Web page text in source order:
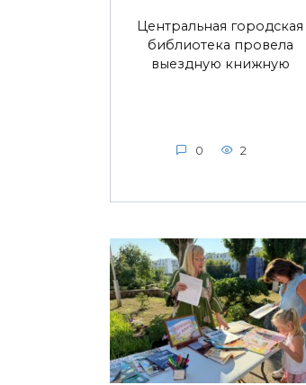
Центральная городская
библиотека провела
выездную книжную
0 2